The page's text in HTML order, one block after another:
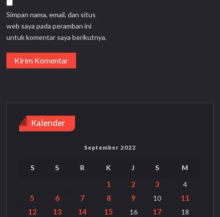
Simpan nama, email, dan situs
web saya pada peramban ini
untuk komentar saya berikutnya.
Kalender
September 2022
S S R K J S M
1 2 3 4
5 6 7 8 9 10
11
12
13 14 15 16 17
18